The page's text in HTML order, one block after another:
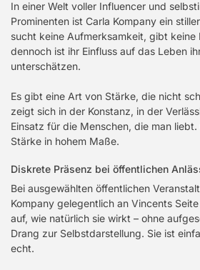
In einer Welt voller Influencer und
Prominenten ist Carla Kompany ein
sucht keine Aufmerksamkeit, gibt keine
dennoch ist ihr Einfluss auf das Leben
unterschätzen.
Es gibt eine Art von Stärke, die nicht
zeigt sich in der Konstanz, in der
Einsatz für die Menschen, die man
Stärke in hohem Maße.
Diskrete Präsenz bei öffentlichen
Bei ausgewählten öffentlichen
Kompany gelegentlich an Vincents
auf, wie natürlich sie wirkt – ohne
Drang zur Selbstdarstellung. Sie ist
echt.